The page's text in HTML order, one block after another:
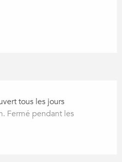
tous les jours
Fermé pendant les